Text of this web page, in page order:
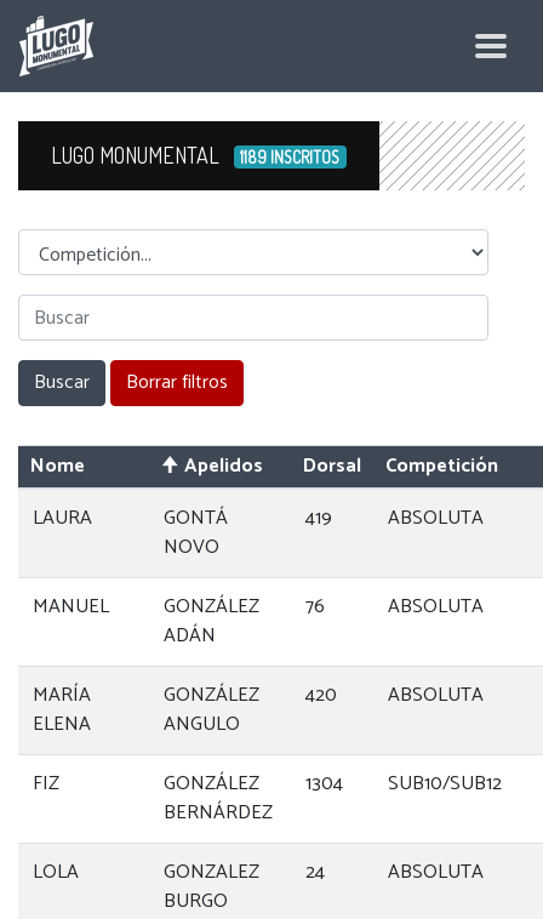
LUGO MONUMENTAL 1189 INSCRITOS
Competicion
Nome Apelidos Dorsal
Competición
LAURA
GONTÁ
NOVO
419 ABSOLUTA
MANUEL
GONZÁLEZ
ADÁN
76 ABSOLUTA
MARÍA
ELENA
GONZÁLEZ
ANGULO
420 ABSOLUTA
FIZ
GONZÁLEZ
BERNÁRDEZ
1304 SUB10/SUB12
LOLA
GONZALEZ
BURGO
24 ABSOLUTA